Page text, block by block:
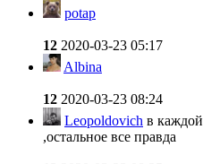
potap
12 2020-03-23 05:17
Albina
12 2020-03-23 08:24
Leopoldovich в
,остальное все правда